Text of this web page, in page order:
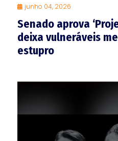
junho 04, 2026
Senado aprova
deixa vulneráveis
estupro